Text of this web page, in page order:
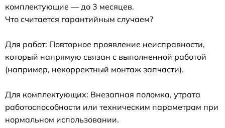
комплектующие — до 3 месяцев.
Что считается гарантийным случаем?
Для работ: Повторное проявление неисправности,
который напрямую связан с выполненной работой
(например, некорректный монтаж запчасти).
Для комплектующих: Внезапная поломка, утрата
работоспособности или техническим параметрам при
нормальном использовании.